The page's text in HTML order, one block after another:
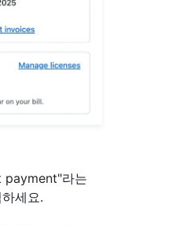
payment"라는
세요.